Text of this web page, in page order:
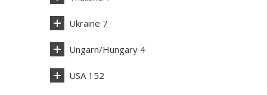
Ukraine 7
Ungarn/Hungary 4
USA 152